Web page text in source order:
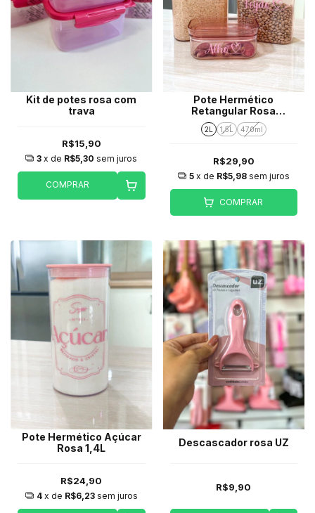
Kit de potes rosa com
trava
R$15,90
3 x de R$5,30 sem juros
COMPRAR
Pote Hermético
Retangular Rosa
Personalizado (unidade)
2L 1,5L 470ml
R$29,90
5 x de R$5,98 sem juros
COMPRAR
Pote Hermético Açúcar
Rosa 1,4L
R$24,90
4 x de R$6,23 sem juros
Descascador rosa UZ
R$9,90